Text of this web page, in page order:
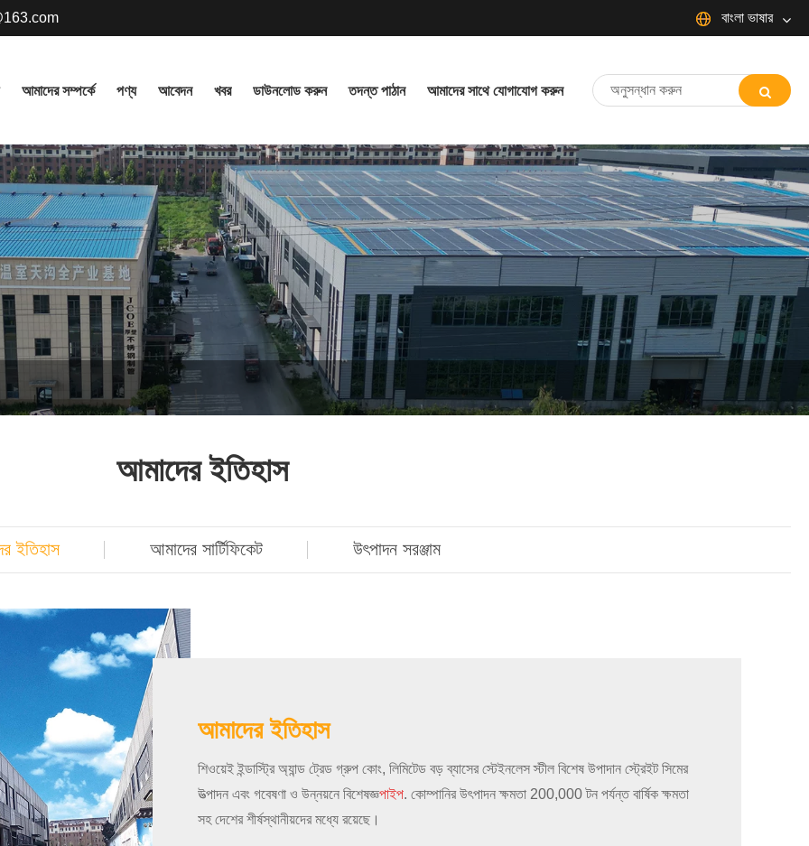
বাংলা ভাষার
简体中文
Português
русский
Français
日本語
Deutsch
tiếng Việt
Italiano
한국어
আমাদের সম্পর্কে পণ্য আবেদন খবর ডাউনলোড করুন তদন্ত পাঠান আমাদের সাথে যোগাযোগ করুন
আমাদের ইতিহাস
ইতিহাস আমাদের সার্টিফিকেট উৎপাদন সরঞ্জাম
আমাদের ইতিহাস
শিওয়েই ইন্ডাস্ট্রি অ্যান্ড ট্রেড গ্রুপ কোং, লিমিটেড বড় ব্যাসের স্টেইনলেস স্টীল বিশেষ উপাদান স্ট্রেইট সিমের
উত্পাদন এবং গবেষণা ও উন্নয়নে বিশেষজ্ঞপাইপ. কোম্পানির উৎপাদন ক্ষমতা 200,000 টন পর্যন্ত বার্ষিক ক্ষমতা
সহ দেশের শীর্ষস্থানীয়দের মধ্যে রয়েছে।